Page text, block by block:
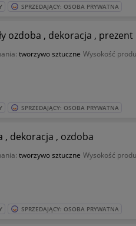
SPRZEDAJĄCY: OSOBA PRYWATNA
ozdoba , dekoracja , prezent
tworzywo sztuczne Wysokość
SPRZEDAJĄCY: OSOBA PRYWATNA
, dekoracja , ozdoba
tworzywo sztuczne Wysokość
SPRZEDAJĄCY: OSOBA PRYWATNA